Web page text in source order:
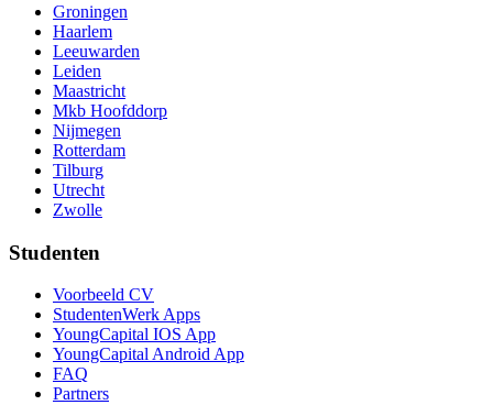
Groningen
Haarlem
Leeuwarden
Leiden
Maastricht
Mkb Hoofddorp
Nijmegen
Rotterdam
Tilburg
Utrecht
Zwolle
Studenten
Voorbeeld CV
StudentenWerk Apps
YoungCapital IOS App
YoungCapital Android App
FAQ
Partners